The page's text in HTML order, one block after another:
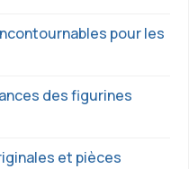
pour les
des figurines
et pièces